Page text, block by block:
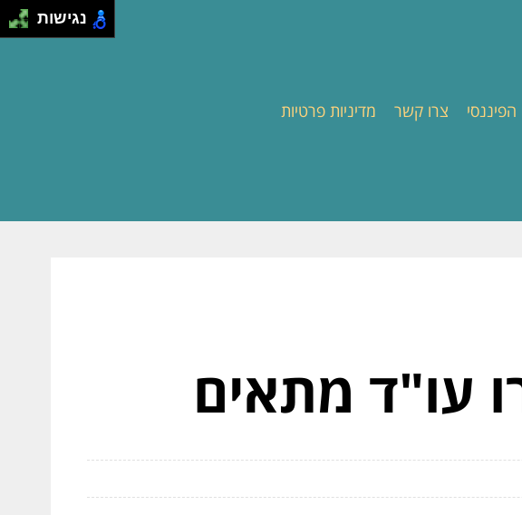
צרו קשר מדיניות פרטיות
עו"ד מתאים
נגישות